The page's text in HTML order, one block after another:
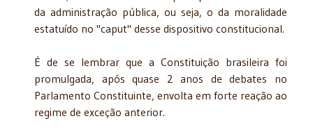
da administração pública, ou seja, o da moralidade
estatuído no "caput" desse dispositivo constitucional.
É de se lembrar que a Constituição brasileira foi
promulgada, após quase 2 anos de debates no
Parlamento Constituinte, envolta em forte reação ao
regime de exceção anterior.